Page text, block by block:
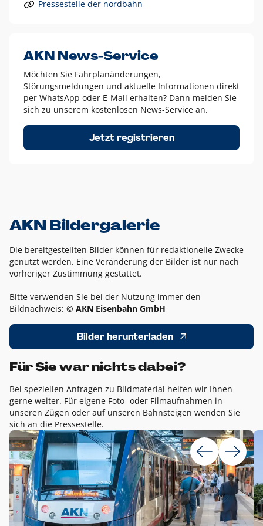
Alle anderen Logo-Varianten dürfen nur in Ausnahmefällen
Diese Ausnahmen sind zum Beispiel:
dem AKN Blau,
weißes Logo auf Fotohintergründen,
schwarzes Logo für reine Schwarz-Weiß-Umsetzungen
Um das Logo herum muss ein Schutzraum von jeweils einer
Höhe bzw. Breite des N aus AKN in alle Richtungen
Pressestelle der nordbahn
AKN News-Service
Möchten Sie Fahrplanänderungen,
Störungsmeldungen und aktuelle Informationen direkt
per WhatsApp oder E-Mail erhalten? Dann melden Sie
sich zu unserem kostenlosen News-Service an.
Jetzt registrieren
AKN Bildergalerie
Die bereitgestellten Bilder können für redaktionelle Zwecke
genutzt werden. Eine Veränderung der Bilder ist nur nach
vorheriger Zustimmung gestattet.
Bitte verwenden Sie bei der Nutzung immer den
Bildnachweis: © AKN Eisenbahn GmbH
Bilder herunterladen
Für Sie war nichts dabei?
Bei speziellen Anfragen zu Bildmaterial helfen wir Ihnen
gerne weiter. Für eigene Foto- oder Filmaufnahmen in
unseren Zügen oder auf unseren Bahnsteigen wenden Sie
sich an die Pressestelle.